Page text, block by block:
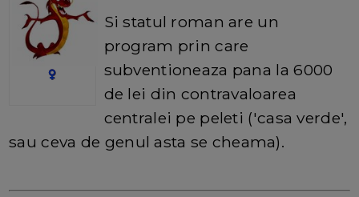
Si statul roman are un
program prin care
subventioneaza pana la 6000
de lei din contravaloarea
centralei pe peleti ('casa verde',
sau ceva de genul asta se cheama).